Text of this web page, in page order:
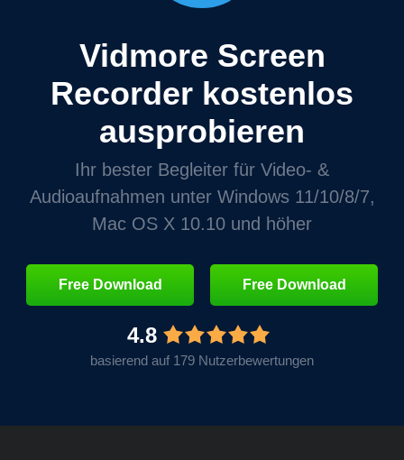
Vidmore Screen
Recorder kostenlos
ausprobieren
Ihr bester Begleiter für Video- &
Audioaufnahmen unter Windows 11/10/8/7,
Mac OS X 10.10 und höher
Free Download Free Download
4.8
basierend auf 179 Nutzerbewertungen